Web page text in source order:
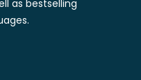
as bestselling